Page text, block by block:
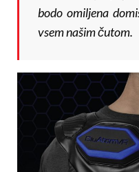
bodo omiljena
vsem našim čutom.